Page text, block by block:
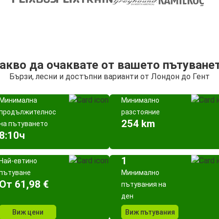
да очаквате от вашето
Бързи, лесни и достъпни варианти от Лондон до Гент
пътуването
Минимално
разстояние
254 km
евтино
61,98 €
Виж цени
1
Минимално
пътувания на
ден
Виж пътувания